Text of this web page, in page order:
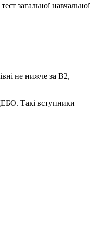
загальної навчальної
не нижче за B2,
Такі вступники